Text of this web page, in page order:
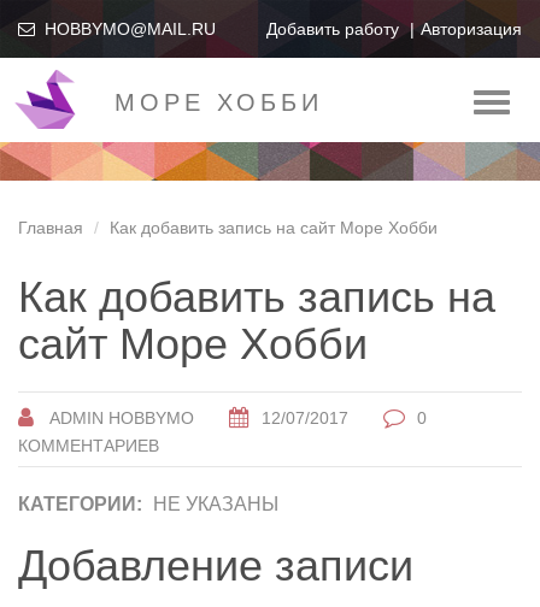
HOBBYMO@MAIL.RU Добавить работу Авторизация
МОРЕ ХОББИ
Главная Как добавить запись на сайт Море Хобби
Как добавить запись на
сайт Море Хобби
ADMIN HOBBYMO 12/07/2017
0
КОММЕНТАРИЕВ
КАТЕГОРИИ: НЕ УКАЗАНЫ
Добавление записи